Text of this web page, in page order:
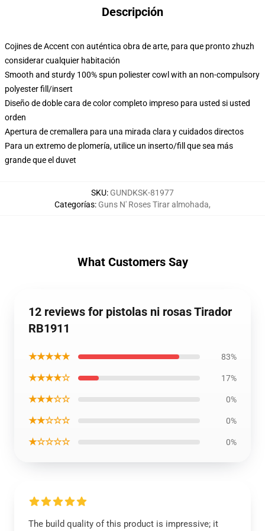
Descripción
Cojines de Accent con auténtica obra de arte, para que pronto zhuzh
considerar cualquier habitación
Smooth and sturdy 100% spun poliester cowl with an non-compulsory
polyester fill/insert
Diseño de doble cara de color completo impreso para usted si usted
orden
Apertura de cremallera para una mirada clara y cuidados directos
Para un extremo de plomería, utilice un inserto/fill que sea más
grande que el duvet
SKU: GUNDKSK-81977
Categorías: Guns N' Roses Tirar almohada,
What Customers Say
12 reviews for pistolas ni rosas Tirador
RB1911
★★★★★ 83%
★★★★☆ 17%
★★★☆☆ 0%
★★☆☆☆ 0%
★☆☆☆☆ 0%
The build quality of this product is impressive; it